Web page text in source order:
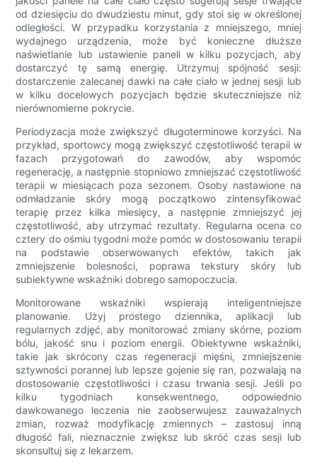
od dziesięciu do dwudziestu minut, gdy stoi się w określonej
odległości. W przypadku korzystania z mniejszego, mniej
wydajnego urządzenia, może być konieczne dłuższe
naświetlanie lub ustawienie paneli w kilku pozycjach, aby
dostarczyć tę samą energię. Utrzymuj spójność sesji:
dostarczenie zalecanej dawki na całe ciało w jednej sesji lub
w kilku docelowych pozycjach będzie skuteczniejsze niż
nierównomierne pokrycie.
Periodyzacja może zwiększyć długoterminowe korzyści. Na
przykład, sportowcy mogą zwiększyć częstotliwość terapii w
fazach przygotowań do zawodów, aby wspomóc
regenerację, a następnie stopniowo zmniejszać częstotliwość
terapii w miesiącach poza sezonem. Osoby nastawione na
odmładzanie skóry mogą początkowo zintensyfikować
terapię przez kilka miesięcy, a następnie zmniejszyć jej
częstotliwość, aby utrzymać rezultaty. Regularna ocena co
cztery do ośmiu tygodni może pomóc w dostosowaniu terapii
na podstawie obserwowanych efektów, takich jak
zmniejszenie bolesności, poprawa tekstury skóry lub
subiektywne wskaźniki dobrego samopoczucia.
Monitorowane wskaźniki wspierają inteligentniejsze
planowanie. Użyj prostego dziennika, aplikacji lub
regularnych zdjęć, aby monitorować zmiany skórne, poziom
bólu, jakość snu i poziom energii. Obiektywne wskaźniki,
takie jak skrócony czas regeneracji mięśni, zmniejszenie
sztywności porannej lub lepsze gojenie się ran, pozwalają na
dostosowanie częstotliwości i czasu trwania sesji. Jeśli po
kilku tygodniach konsekwentnego, odpowiednio
dawkowanego leczenia nie zaobserwujesz zauważalnych
zmian, rozważ modyfikację zmiennych – zastosuj inną
długość fali, nieznacznie zwiększ lub skróć czas sesji lub
skonsultuj się z lekarzem.